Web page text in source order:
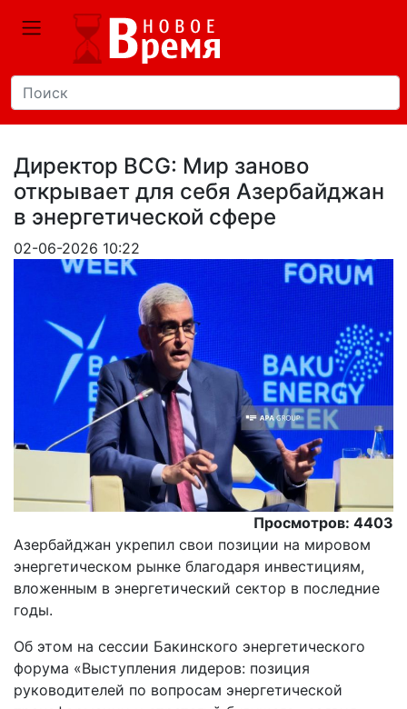
Директор BCG: Мир заново
открывает для себя Азербайджан
в энергетической сфере
02-06-2026 10:22
Просмотров: 4403
Азербайджан укрепил свои позиции на мировом
энергетическом рынке благодаря инвестициям,
вложенным в энергетический сектор в последние
годы.
Oб этом на сессии Бакинского энергетического
форума «Выступления лидеров: позиция
руководителей по вопросам энергетической